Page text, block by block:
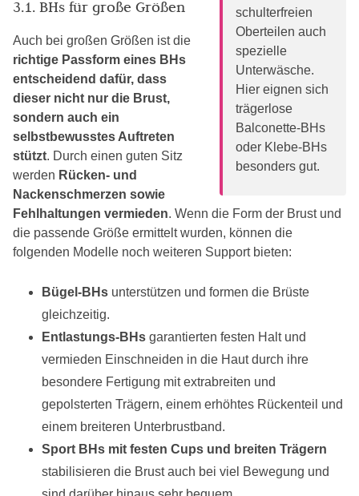
schulterfreien
Oberteilen auch
spezielle
Unterwäsche.
Hier eignen sich
trägerlose
Balconette-BHs
oder Klebe-BHs
besonders gut.
3.1. BHs für große Größen
Auch bei großen Größen ist die
richtige Passform eines BHs
entscheidend dafür, dass
dieser nicht nur die Brust,
sondern auch ein
selbstbewusstes Auftreten
stützt. Durch einen guten Sitz
werden Rücken- und
Nackenschmerzen sowie
Fehlhaltungen vermieden. Wenn die Form der Brust und
die passende Größe ermittelt wurden, können die
folgenden Modelle noch weiteren Support bieten:
Bügel-BHs unterstützen und formen die Brüste
gleichzeitig.
Entlastungs-BHs garantierten festen Halt und
vermieden Einschneiden in die Haut durch ihre
besondere Fertigung mit extrabreiten und
gepolsterten Trägern, einem erhöhtes Rückenteil und
einem breiteren Unterbrustband.
Sport BHs mit festen Cups und breiten Trägern
stabilisieren die Brust auch bei viel Bewegung und